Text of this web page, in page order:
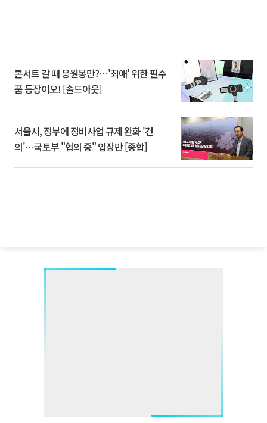
콘서트 갈 때 응원봉만?⋯'최애' 위한 필수
품 등장이오! [솔드아웃]
서울시, 정부에 정비사업 규제 완화 '건
의'⋯국토부 "협의 중" 입장만 [종합]